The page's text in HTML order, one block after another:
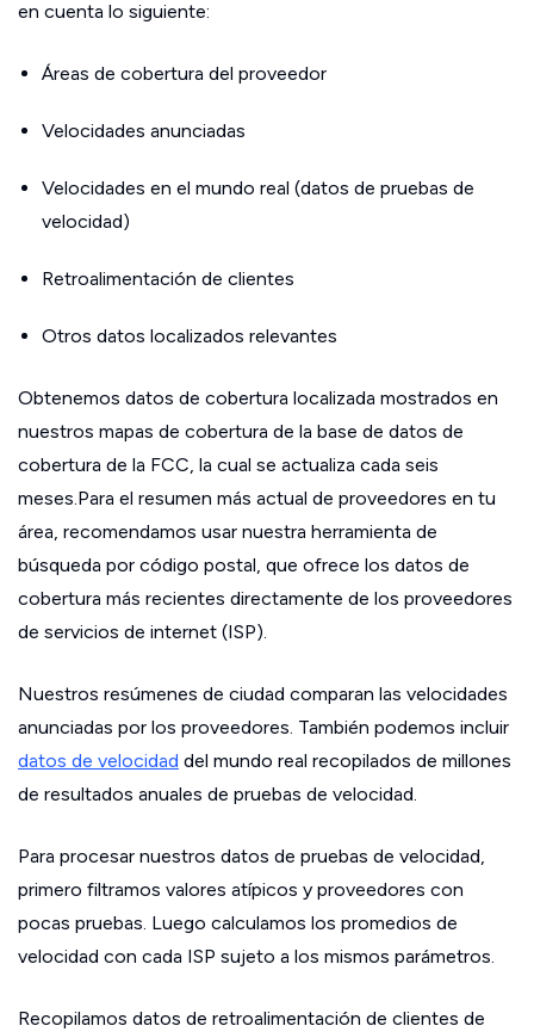
en cuenta lo siguiente:
Áreas de cobertura del proveedor
Velocidades anunciadas
Velocidades en el mundo real (datos de pruebas de
velocidad)
Retroalimentación de clientes
Otros datos localizados relevantes
Obtenemos datos de cobertura localizada mostrados en
nuestros mapas de cobertura de la base de datos de
cobertura de la FCC, la cual se actualiza cada seis
meses.Para el resumen más actual de proveedores en tu
área, recomendamos usar nuestra herramienta de
búsqueda por código postal, que ofrece los datos de
cobertura más recientes directamente de los proveedores
de servicios de internet (ISP).
Nuestros resúmenes de ciudad comparan las velocidades
anunciadas por los proveedores. También podemos incluir
datos de velocidad del mundo real recopilados de millones
de resultados anuales de pruebas de velocidad.
Para procesar nuestros datos de pruebas de velocidad,
primero filtramos valores atípicos y proveedores con
pocas pruebas. Luego calculamos los promedios de
velocidad con cada ISP sujeto a los mismos parámetros.
Recopilamos datos de retroalimentación de clientes de